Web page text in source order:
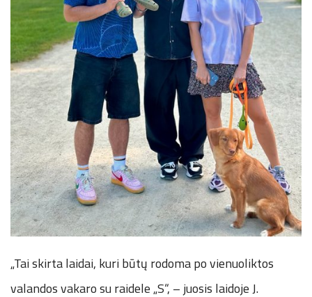
„Tai skirta laidai, kuri būtų rodoma po vienuoliktos
valandos vakaro su raidele „S“, – juosis laidoje J.